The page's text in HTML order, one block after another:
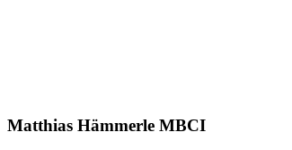
Matthias Hämmerle MBCI